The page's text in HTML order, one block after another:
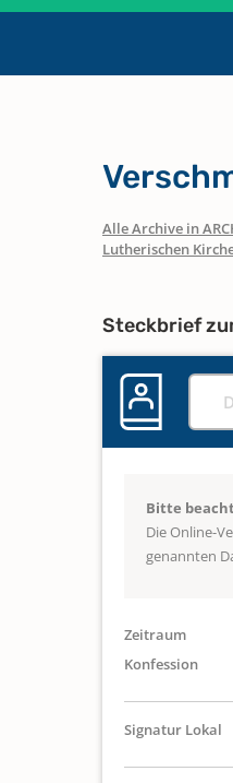
Alle Archive in
Lutherischen
Steckbrief
Bitte
Die Online-
genannten
Zeitraum
Konfession
Signatur Lokal